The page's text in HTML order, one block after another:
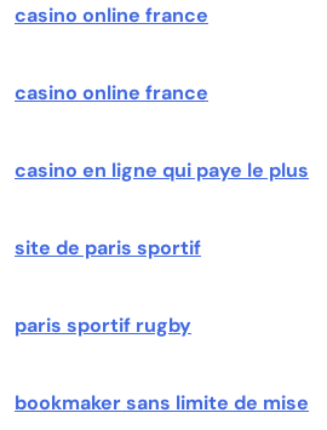
casino online france
casino online france
casino en ligne qui paye le plus
site de paris sportif
paris sportif rugby
bookmaker sans limite de mise